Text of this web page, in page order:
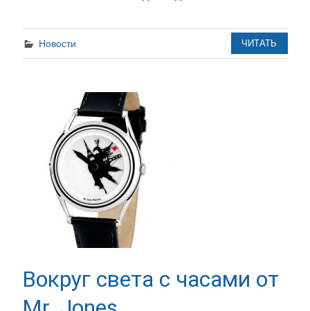
Новости ЧИТАТЬ
Вокруг света с часами от